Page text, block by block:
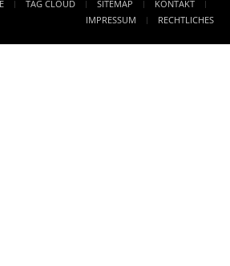
TAG CLOUD SITEMAP
KONTAKT
IMPRESSUM
RECHTLICHES